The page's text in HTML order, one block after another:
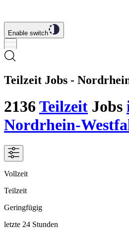
Enable switch
Teilzeit Jobs -
2136 Teilzeit Jobs
Nordrhein-
Vollzeit
Teilzeit
Geringfügig
letzte 24 Stunden